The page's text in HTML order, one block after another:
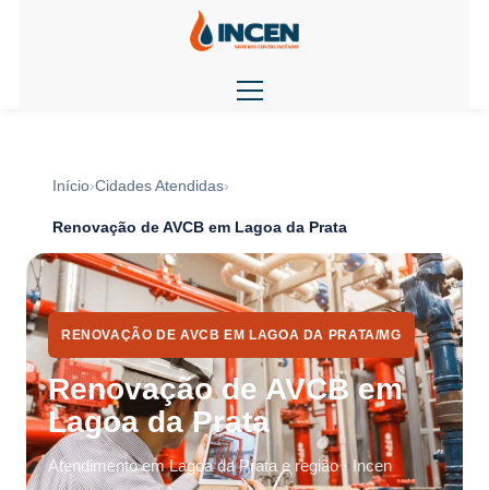
Início Cidades Atendidas
Renovação de AVCB em Lagoa da Prata
RENOVAÇÃO DE AVCB EM LAGOA DA PRATA/MG
Renovação de AVCB em
Lagoa da Prata
Atendimento em Lagoa da Prata e região · Incen